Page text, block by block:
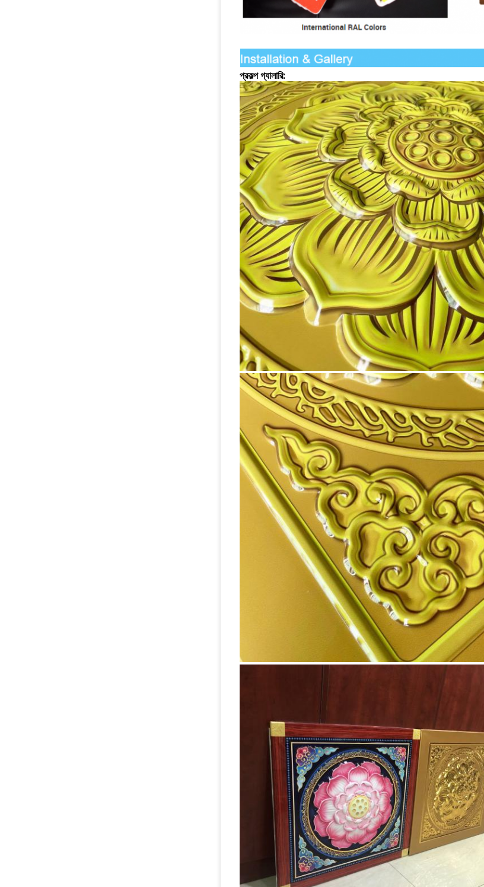
প্রকল্প গ্যালারি: